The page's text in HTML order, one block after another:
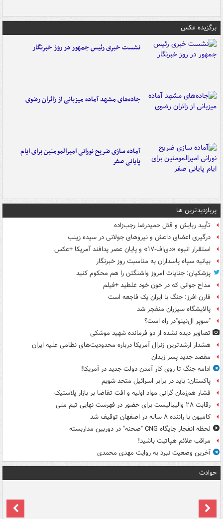
برگزیده عکس
نشست خبری رئیس جمهور در روز خبرنگار
جاده‌های مشهد آماده میزبانی از زائران رضوی
آماده سازی ضریح نورانی امیرالمومنین برای ایام
پایانی صفر
پربازدیدترین ها
تأیید ربایش و قتل حمیدرضا رجب‌زاده
درگیری اعضای داعش و نیروهای جولانی در سیده زینب
استقرار انبوه «دی‌اف‑۱۷» و پایان عصر پدافند آمریکا +عکس
بیانیه سپاه پاسداران به مناسبت روز خبرنگار
پزشکیان: جنایات امروز واشنگتن را هم محکوم کنید
مداح جوانی که در خون خود غلطید +فیلم
فارن افرز: جنگ با ایران یک فاجعه است
پالایشگاه سیزران منفجر شد
"سوپر ال‌نینو"در راه است؟
تصاویر دیده‌ نشده از دو فرمانده شهید موشکی
هشدار ارشدترین ژنرال آمریکا درباره محدودیت‌های نظامی علیه ایران
مقصد جدید پسر زیدان
ادامه جنگ تا روی کار آمدن دولت جدید در آمریکا!
پاکستان: باید در برابر اسرائیل متحد شویم
فشار هم‌زمان گرانی مواد اولیه و افت تقاضا بر بازار پلاستیک
رقابت ۲۸ والیبالیست برای حضور در فهرست نهایی تیم ملی
کامیون با راننده ۸ ساله در اصفهان توقیف شد
لحظه انفجار جایگاه CNG "صحنه" در دوربین مداربسته
مراقب علائم هپاتیت باشید!
آخرین وضعیت نبرد به روایت مهدی محمدی
حوادث